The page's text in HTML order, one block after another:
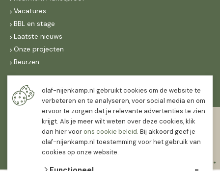
Vacatures
BBL en stage
Laatste nieuws
Onze projecten
Beurzen
Maandag t/m vrijdag
07:30-
16:30
12:00
olaf-nijenkamp.nl gebruikt cookies om de website te
verbeteren en te analyseren, voor social media en om
ervoor te zorgen dat je relevante advertenties te zien
krijgt. Als je meer wilt weten over deze cookies, klik
dan hier voorons cookie beleid. Bij akkoord geef je
olaf-nijenkamp.nl toestemming voor het gebruik van
cookies op onze website.